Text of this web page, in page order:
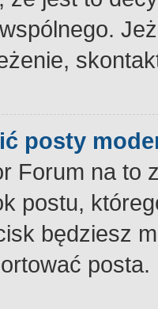
posty
Forum na to
postu,
będziesz
posta.